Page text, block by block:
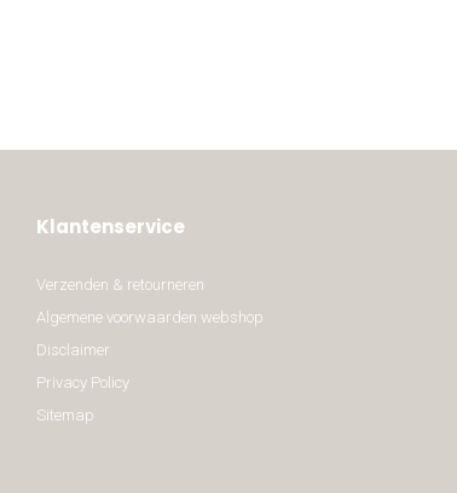
Klantenservice
Verzenden & retourneren
Algemene voorwaarden webshop
Disclaimer
Privacy Policy
Sitemap